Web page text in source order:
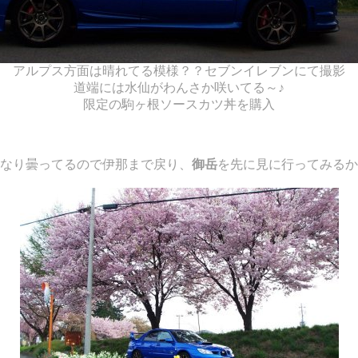
アルプス方面は晴れてる模様？？セブンイレブンにて撮影
道端には水仙がわんさか咲いてる～♪
限定の駒ヶ根ソースカツ丼を購入
り曇ってるので伊那まで戻り、 御岳を先に見に行ってみる